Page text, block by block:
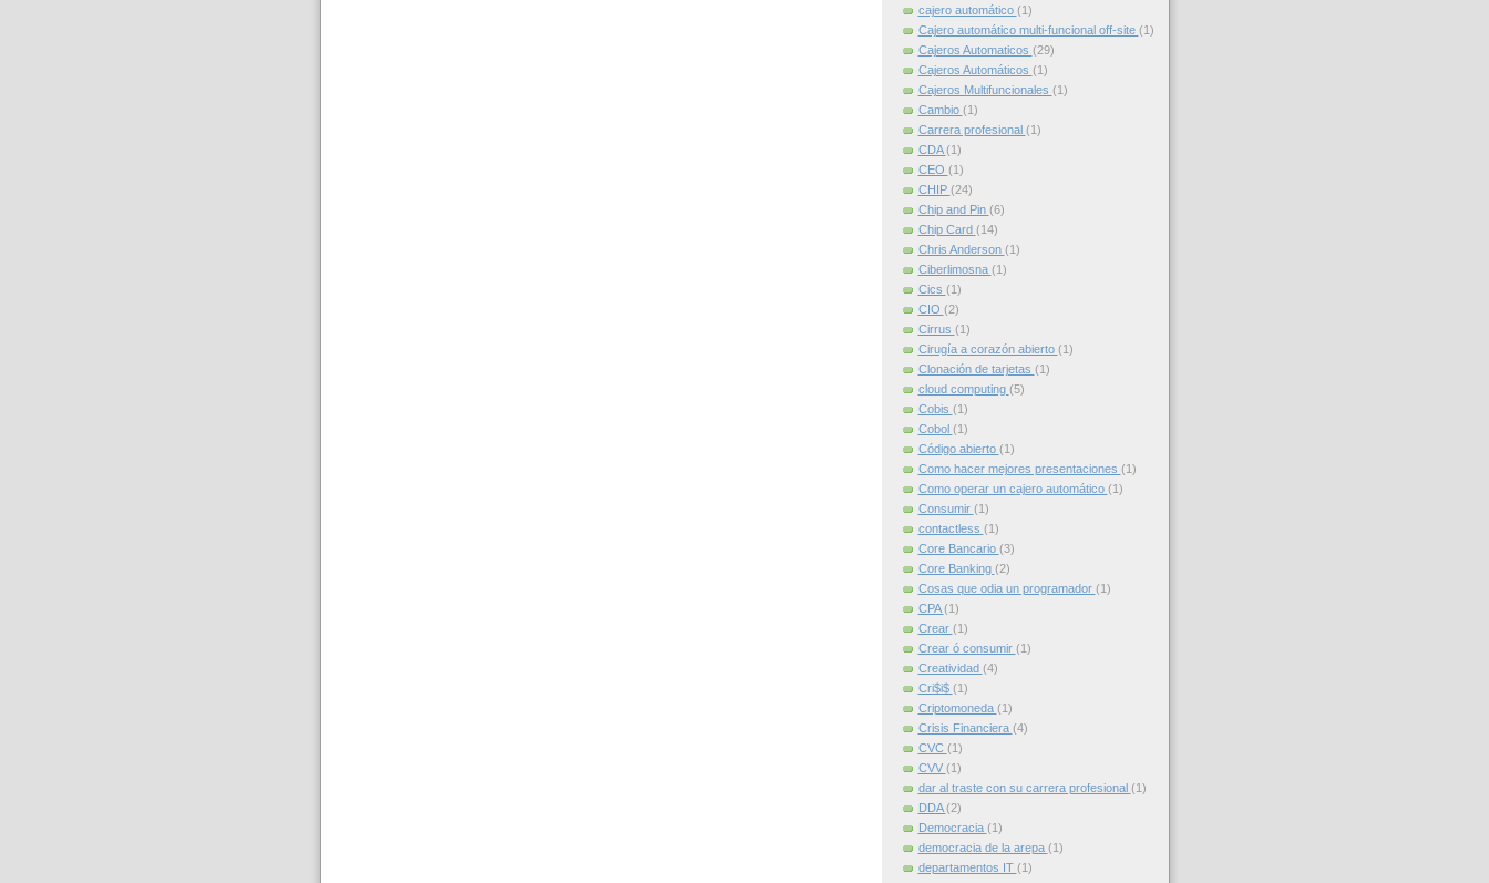
cajero automático (1)
Cajero automático multi-funcional off-site (1)
Cajeros Automaticos (29)
Cajeros Automáticos (1)
Cajeros Multifuncionales (1)
Cambio (1)
Carrera profesional (1)
CDA(1)
CEO (1)
CHIP (24)
Chip and Pin (6)
Chip Card (14)
Chris Anderson (1)
Ciberlimosna (1)
Cics (1)
CIO (2)
Cirrus (1)
Cirugía a corazón abierto (1)
Clonación de tarjetas (1)
cloud computing (5)
Cobis (1)
Cobol (1)
Código abierto (1)
Como hacer mejores presentaciones (1)
Como operar un cajero automático (1)
Consumir (1)
contactless (1)
Core Bancario (3)
Core Banking (2)
Cosas que odia un programador (1)
CPA(1)
Crear (1)
Crear ó consumir (1)
Creatividad (4)
Cri$i$ (1)
Criptomoneda (1)
Crisis Financiera (4)
CVC (1)
CVV (1)
dar al traste con su carrera profesional (1)
DDA(2)
Democracia (1)
democracia de la arepa (1)
departamentos IT (1)